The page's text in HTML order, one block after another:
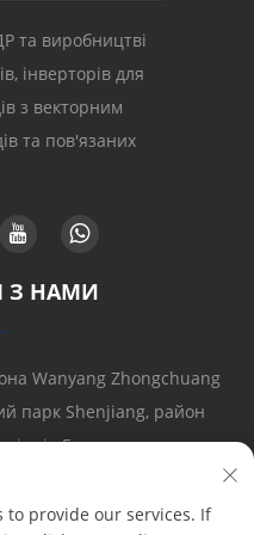
та виробництві
інверторів для
з векторним
та пов'язаних
З НАМИ
Wanyang Zhongchuang
парк Shenjiang, район
Гуандун
to provide our services. If